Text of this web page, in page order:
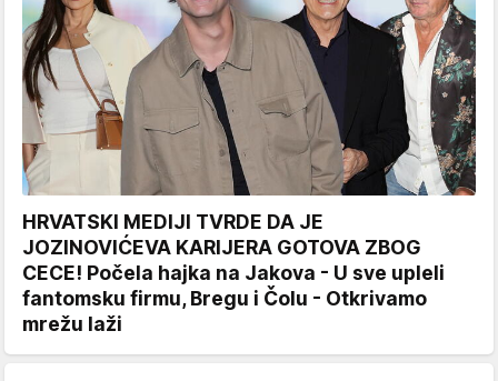
HRVATSKI MEDIJI TVRDE DA JE
JOZINOVIĆEVA KARIJERA GOTOVA ZBOG
CECE! Počela hajka na Jakova - U sve upleli
fantomsku firmu, Bregu i Čolu - Otkrivamo
mrežu laži